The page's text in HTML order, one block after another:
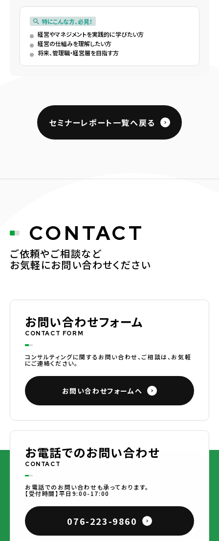
特にこんな方、必見！
経営やマネジメントを実践的に学びたい方
経営の仕組みを理解したい方
将来、管理職・経営層を目指す方
セミナーレポート一覧へ戻る
CONTACT
ご依頼やご相談など
お気軽にお問い合わせください
お問い合わせフォーム
CONTACT FORM
コンサルティングに関するお問い合わせ、ご相談は、お気軽
にご連絡ください。
お問い合わせフォームへ
お電話でのお問い合わせ
CONTACT
お電話でのお問い合わせも承っております。
【受付時間】平日9:00-17:00
076-223-9860